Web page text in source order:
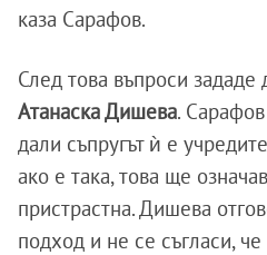
каза Сарафов.
След това въпроси зададе
Атанаска Дишева.
дали съпругът ѝ е
ако е така, това ще
пристрастна. Дишева
подход и не се съгласи,